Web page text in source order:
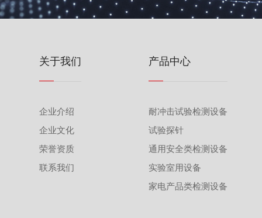
关于我们
企业介绍
企业文化
荣誉资质
联系我们
产品中心
耐冲击试验检测设备
试验探针
通用安全类检测设备
实验室用设备
家电产品类检测设备